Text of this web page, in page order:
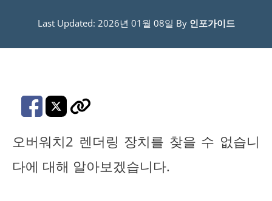
Last Updated: 2026년 01월 08일 By 인포가이드
오버워치2 렌더링 장치를 찾을 수 없습니
다에 대해 알아보겠습니다.